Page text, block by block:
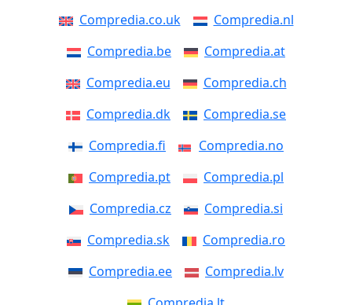
Compredia.co.uk
Compredia.nl
Compredia.be
Compredia.at
Compredia.eu
Compredia.ch
Compredia.dk
Compredia.se
Compredia.fi
Compredia.no
Compredia.pt
Compredia.pl
Compredia.cz
Compredia.si
Compredia.sk
Compredia.ro
Compredia.ee
Compredia.lv